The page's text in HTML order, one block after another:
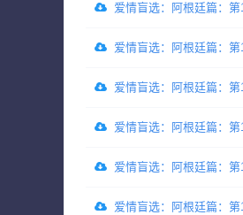
爱情盲选：阿根廷篇：
爱情盲选：阿根廷篇：
爱情盲选：阿根廷篇：
爱情盲选：阿根廷篇：
爱情盲选：阿根廷篇：
爱情盲选：阿根廷篇：